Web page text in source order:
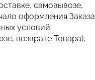
самовывозе,
оформления Заказа
условий
возврате Товара),